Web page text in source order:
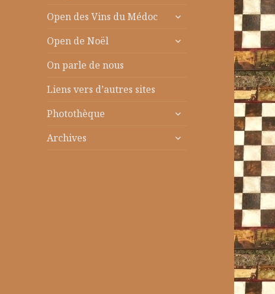
menu
Open des Vins du Médoc
ouvrir
sous-
Open de Noël
ouvrir
On parle de nous
Liens vers d’autres sites
Photothèque
ouvrir
sous-
Archives
ouvrir